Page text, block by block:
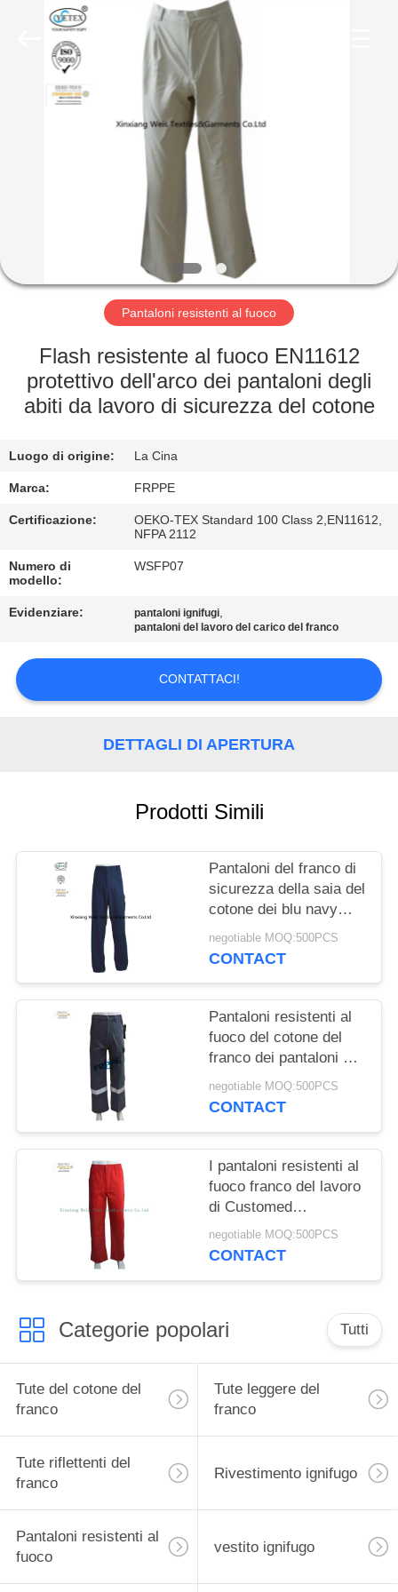
CASA
GIRO
FABBRICA
CONTROLLO
QUALITÀ
CONTATTICI
RICHIEDA
UNA
CITAZIONE
MAPPA
Pantaloni resistenti al fuoco
Flash resistente al fuoco EN11612
protettivo dell'arco dei pantaloni degli
abiti da lavoro di sicurezza del cotone
Luogo di origine: La Cina
Marca: FRPPE
Certificazione:
OEKO-TEX Standard 100 Class 2,EN11612,
NFPA 2112
Numero di
modello:
WSFP07
Evidenziare: pantaloni ignifugi,
pantaloni del lavoro del carico del franco
CONTATTACI!
DETTAGLI DI APERTURA
Prodotti Simili
Pantaloni del franco di
sicurezza della saia del
cotone dei blu navy
360gsm per le industrie
del gas dell'olio
negotiable MOQ:500PCS
CONTACT
Pantaloni resistenti al
fuoco del cotone del
franco dei pantaloni di
EN11611 310gsm con
nastri adesivi riflettenti
negotiable MOQ:500PCS
CONTACT
I pantaloni resistenti al
fuoco franco del lavoro
di Customed
NFPA2112 hanno
isolato gli in generale
negotiable MOQ:500PCS
CONTACT
Categorie popolari Tutti
Tute del cotone del
franco
Tute leggere del
franco
Tute riflettenti del
franco
Rivestimento ignifugo
Pantaloni resistenti al
fuoco
vestito ignifugo